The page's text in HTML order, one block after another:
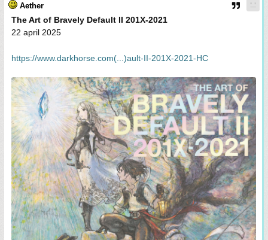
Aether
The Art of Bravely Default II 201X-2021
22 april 2025
https://www.darkhorse.com(...)ault-II-201X-2021-HC